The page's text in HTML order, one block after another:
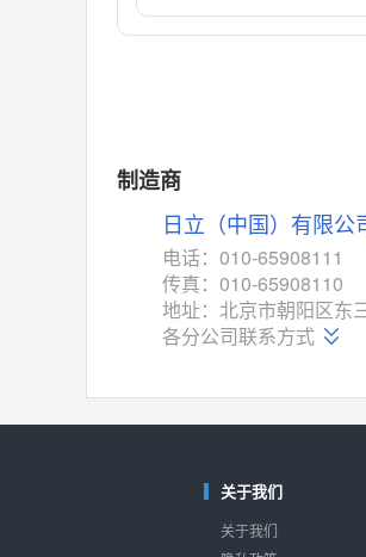
ADG1439 (亚德诺-ADI)
MAX14760
M74HC4852 (意法-ST)
相同功能 相似度 52%
TC4052BF (东芝-Toshiba)
ISL54233 (瑞萨-Renesas)
相似度 49%
制造商
日立（中国）有限公
电话：010-65908111
传真：010-65908110
地址：北京市朝阳区东
各分公司联系方式
关于我们
关于我们